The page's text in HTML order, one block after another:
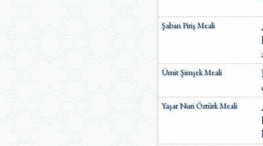
Şaban Piriş Meali
Ümit Şimşek Meali
Yaşar Nuri Öztürk Meali